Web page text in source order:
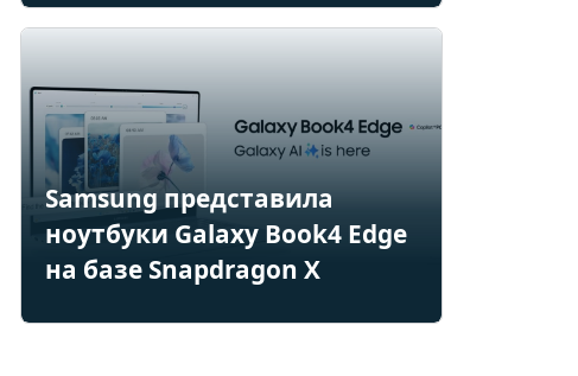
Samsung представила
ноутбуки Galaxy Book4 Edge
на базе Snapdragon X